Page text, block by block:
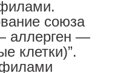
союза
аллерген —
клетки)”.